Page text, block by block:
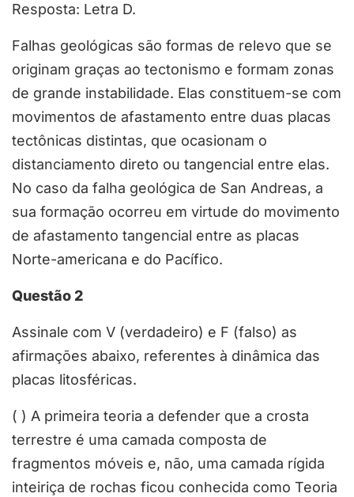
Resposta: Letra D.
Falhas geológicas são formas de relevo que se
originam graças ao tectonismo e formam zonas
de grande instabilidade. Elas constituem-se com
movimentos de afastamento entre duas placas
tectônicas distintas, que ocasionam o
distanciamento direto ou tangencial entre elas.
No caso da falha geológica de San Andreas, a
sua formação ocorreu em virtude do movimento
de afastamento tangencial entre as placas
Norte-americana e do Pacífico.
Questão 2
Assinale com V (verdadeiro) e F (falso) as
afirmações abaixo, referentes à dinâmica das
placas litosféricas.
( ) A primeira teoria a defender que a crosta
terrestre é uma camada composta de
fragmentos móveis e, não, uma camada rígida
inteiriça de rochas ficou conhecida como Teoria